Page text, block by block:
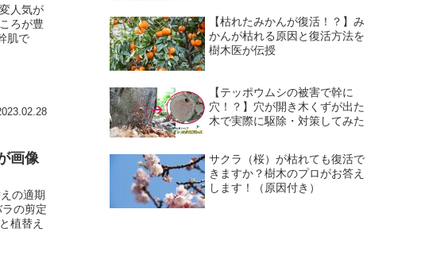
人気が
ろが豊
肌で
画像
の適期
の剪定
植替え
【枯れたみかんが復活！？】み
かんが枯れる原因と復活方法を
樹木医が伝授
【テッポウムシの被害で幹に
穴！？】穴が開き木くずが出た
木で実際に駆除・対策してみた
サクラ（桜）が枯れても復活で
きますか？樹木のプロがお答え
します！（原因付き）